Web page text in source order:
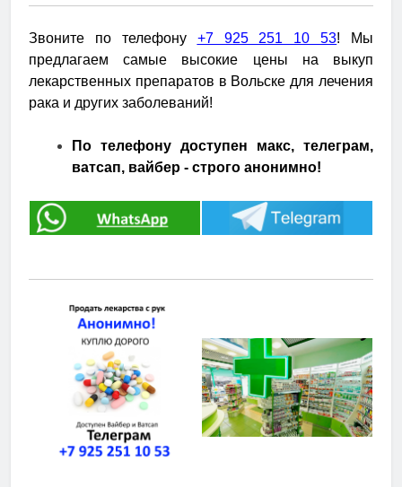
Звоните по телефону +7 925 251 10 53! Мы
предлагаем самые высокие цены на выкуп
лекарственных препаратов в Вольске для лечения
рака и других заболеваний!
По телефону доступен макс, телеграм,
ватсап, вайбер - строго анонимно!